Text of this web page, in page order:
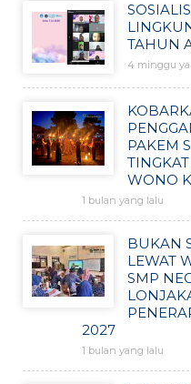
TAHUN
4 minggu
PAKEM
WONO
1 bulan yang lalu
BUKAN
LEWAT
SMP
2027
1 bulan yang lalu